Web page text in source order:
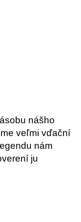
nášho
veľmi vďační
nám
ju